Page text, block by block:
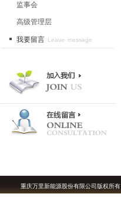
监事会
高级管理层
我要留言 Leave message
重庆万里新能源股份有限公司版权所有